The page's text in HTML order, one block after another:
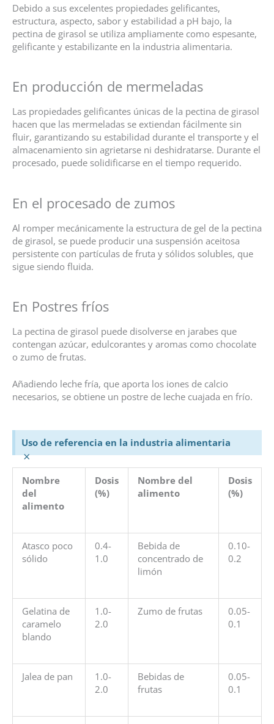
Debido a sus excelentes propiedades gelificantes,
estructura, aspecto, sabor y estabilidad a pH bajo, la
pectina de girasol se utiliza ampliamente como espesante,
gelificante y estabilizante en la industria alimentaria.
En producción de mermeladas
Las propiedades gelificantes únicas de la pectina de girasol
hacen que las mermeladas se extiendan fácilmente sin
fluir, garantizando su estabilidad durante el transporte y el
almacenamiento sin agrietarse ni deshidratarse. Durante el
procesado, puede solidificarse en el tiempo requerido.
En el procesado de zumos
Al romper mecánicamente la estructura de gel de la pectina
de girasol, se puede producir una suspensión aceitosa
persistente con partículas de fruta y sólidos solubles, que
sigue siendo fluida.
En Postres fríos
La pectina de girasol puede disolverse en jarabes que
contengan azúcar, edulcorantes y aromas como chocolate
o zumo de frutas.
Añadiendo leche fría, que aporta los iones de calcio
necesarios, se obtiene un postre de leche cuajada en frío.
Uso de referencia en la industria alimentaria
×
Nombre
del
alimento
Dosis
(%)
Nombre del
alimento
Dosis
(%)
Atasco poco
sólido
0.4-
1.0
Bebida de
concentrado de
limón
0.10-
0.2
Gelatina de
caramelo
blando
1.0-
2.0
Zumo de frutas
0.05-
0.1
Jalea de pan
1.0-
2.0
Bebidas de
frutas
0.05-
0.1